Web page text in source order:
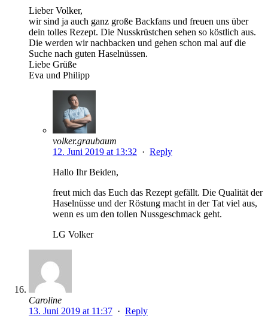
Lieber Volker,
wir sind ja auch ganz große Backfans und freuen uns über
dein tolles Rezept. Die Nusskrüstchen sehen so köstlich aus.
Die werden wir nachbacken und gehen schon mal auf die
Suche nach guten Haselnüssen.
Liebe Grüße
Eva und Philipp
volker.graubaum
12. Juni 2019 at 13:32 · Reply
Hallo Ihr Beiden,
freut mich das Euch das Rezept gefällt. Die Qualität der
Haselnüsse und der Röstung macht in der Tat viel aus,
wenn es um den tollen Nussgeschmack geht.
LG Volker
Caroline
13. Juni 2019 at 11:37 · Reply